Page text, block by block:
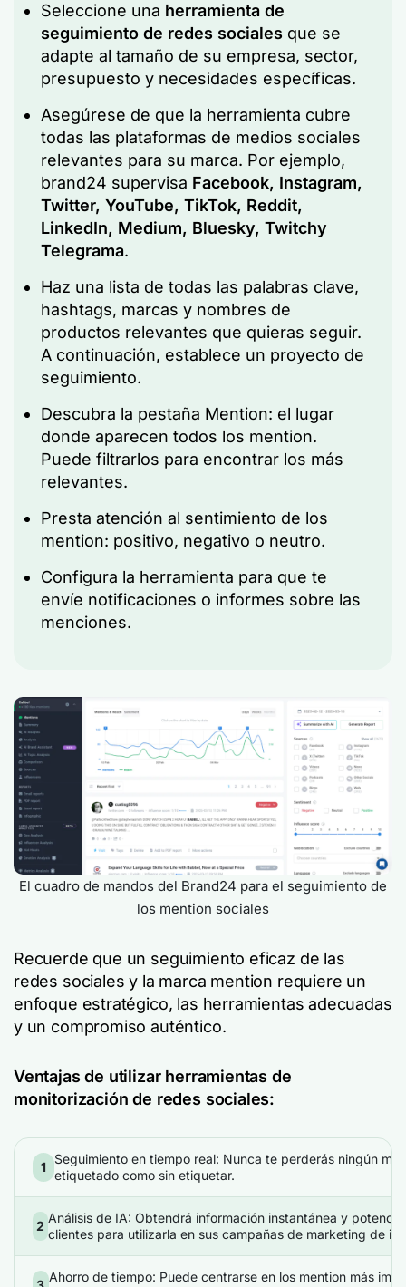
Seleccione una herramienta de
seguimiento de redes sociales que se
adapte al tamaño de su empresa, sector,
presupuesto y necesidades específicas.
Asegúrese de que la herramienta cubre
todas las plataformas de medios sociales
relevantes para su marca. Por ejemplo,
brand24 supervisa Facebook, Instagram,
Twitter, YouTube, TikTok, Reddit,
LinkedIn, Medium, Bluesky, Twitchy
Telegrama.
Haz una lista de todas las palabras clave,
hashtags, marcas y nombres de
productos relevantes que quieras seguir.
A continuación, establece un proyecto de
seguimiento.
Descubra la pestaña Mention: el lugar
donde aparecen todos los mention.
Puede filtrarlos para encontrar los más
relevantes.
Presta atención al sentimiento de los
mention: positivo, negativo o neutro.
Configura la herramienta para que te
envíe notificaciones o informes sobre las
menciones.
El cuadro de mandos del Brand24 para el seguimiento de
los mention sociales
Recuerde que un seguimiento eficaz de las
redes sociales y la marca mention requiere un
enfoque estratégico, las herramientas adecuadas
y un compromiso auténtico.
Ventajas de utilizar herramientas de
monitorización de redes sociales:
1
Seguimiento en tiempo real: Nunca te perderás ningún
etiquetado como sin etiquetar.
2
Análisis de IA: Obtendrá información instantánea y
clientes para utilizarla en sus campañas de marketing de
Ahorro de tiempo: Puede centrarse en los mention más